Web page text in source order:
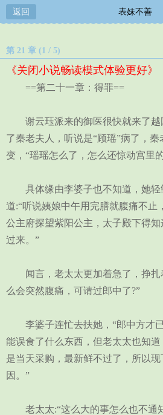
返回 表妹不善
第 21 章 (1 / 5)
《关闭小说畅读模式体验更好》
==第二十一章：得罪==
谢云珏派来的御医很快就来了越
了秦老夫人，听说是“顾瑶”病了，
变，“瑶瑶怎么了，怎么还惊动宫里
具体缘由李婆子也不知道，她轻
道:“听说姨娘中午用完膳就腹痛不止
公主府探望紫阳公主，太子殿下得
过来。”
闻言，老太太更加着急了，挣扎
么会突然腹痛，可请过郎中了?”
李婆子连忙去扶她，“郎中方才
能误食了什么东西，但老太太也知
是当天采购，最新鲜不过了，所以
因。”
老太太:“这么大的事怎么也不通